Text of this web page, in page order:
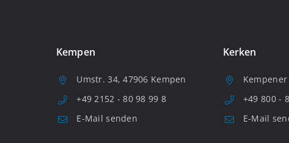
Kempen
Umstr. 34, 47906 Kempen
+49 2152 - 80 98 99 8
E-Mail senden
Kerken
+49 800 -
E-Mail